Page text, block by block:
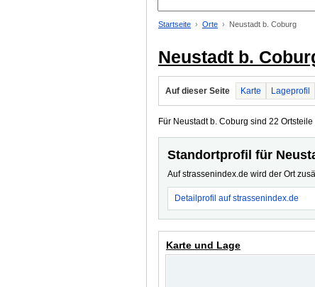
Startseite Orte Neustadt b. Coburg
Neustadt b.
Auf dieser Seite Karte Lageprofil
Für Neustadt b. Coburg sind 22
Standortprofil für
Auf strassenindex.de wird der Ort
Detailprofil auf strassenindex.de
Karte und Lage